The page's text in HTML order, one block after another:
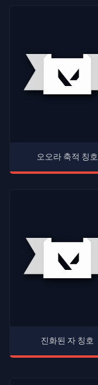
오오라 축적 칭호
진화된 자 칭호